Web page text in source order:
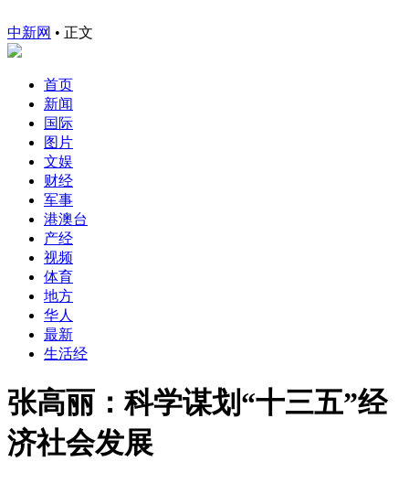
中新网 • 正文
首页
新闻
国际
图片
文娱
财经
军事
港澳台
产经
视频
体育
地方
华人
最新
生活经
张高丽：科学谋划“十三五”经
济社会发展